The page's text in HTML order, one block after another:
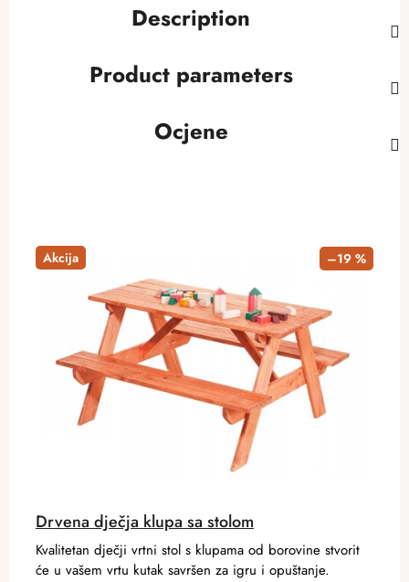
Description
Product parameters
Ocjene
Akcija –19 %
Drvena dječja klupa sa stolom
Kvalitetan dječji vrtni stol s klupama od borovine stvorit
će u vašem vrtu kutak savršen za igru ​​i opuštanje.